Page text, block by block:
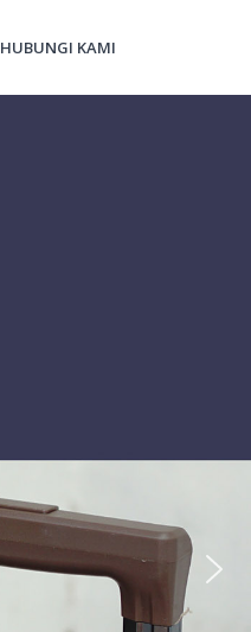
HUBUNGI KAMI